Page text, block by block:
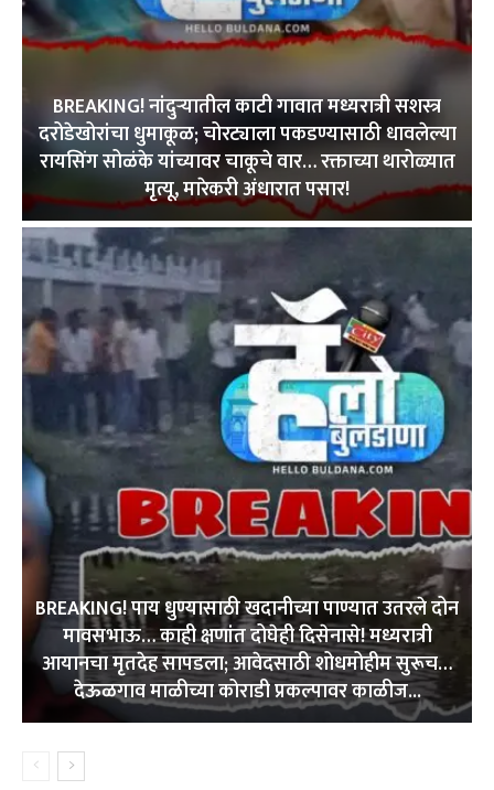
BREAKING! नांदुऱ्यातील काटी गावात मध्यरात्री सशस्त्र
दरोडेखोरांचा धुमाकूळ; चोरट्याला पकडण्यासाठी धावलेल्या
रायसिंग सोळंके यांच्यावर चाकूचे वार… रक्ताच्या थारोळ्यात
मृत्यू, मारेकरी अंधारात पसार!
BREAKING! पाय धुण्यासाठी खदानीच्या पाण्यात उतरले दोन
मावसभाऊ… काही क्षणांत दोघेही दिसेनासे! मध्यरात्री
आयानचा मृतदेह सापडला; आवेदसाठी शोधमोहीम सुरूच…
देऊळगाव माळीच्या कोराडी प्रकल्पावर काळीज...